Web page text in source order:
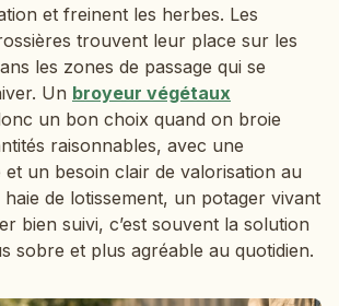
et freinent les herbes. Les
trouvent leur place sur les
les zones de passage qui se
Un broyeur végétaux
un bon choix quand on broie
raisonnables, avec une
et un besoin clair de valorisation au
de lotissement, un potager vivant
bien suivi, c’est souvent la solution
sobre et plus agréable au quotidien.